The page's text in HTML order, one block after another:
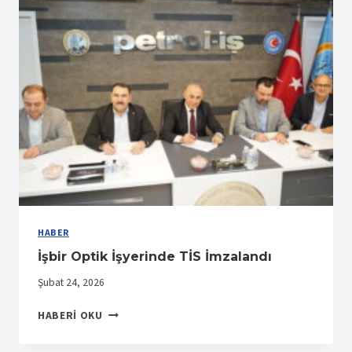
HABER
İşbir Optik İşyerinde TİS İmzalandı
Şubat 24, 2026
HABERI OKU İŞBIR